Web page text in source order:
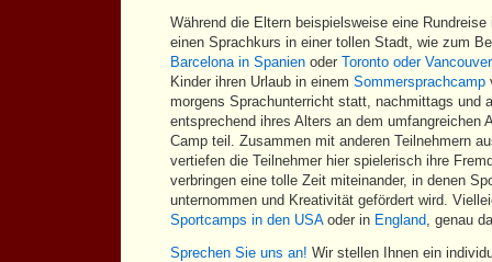
Während die Eltern beispielsweise eine
einen Sprachkurs in einer tollen Stadt, wie zum
Barcelona in Spanien oder Toronto oder
Kinder ihren Urlaub in einem Sommersprachcamp
morgens Sprachunterricht statt, nachmittags und
entsprechend ihres Alters an dem umfangreichen
Camp teil. Zusammen mit anderen Teilnehmern
vertiefen die Teilnehmer hier spielerisch ihre
verbringen eine tolle Zeit miteinander, in denen
unternommen und Kreativität gefördert wird.
Sportcamps in den USAoder in England, genau
Sprechen Sie uns an! Wir stellen Ihnen ein